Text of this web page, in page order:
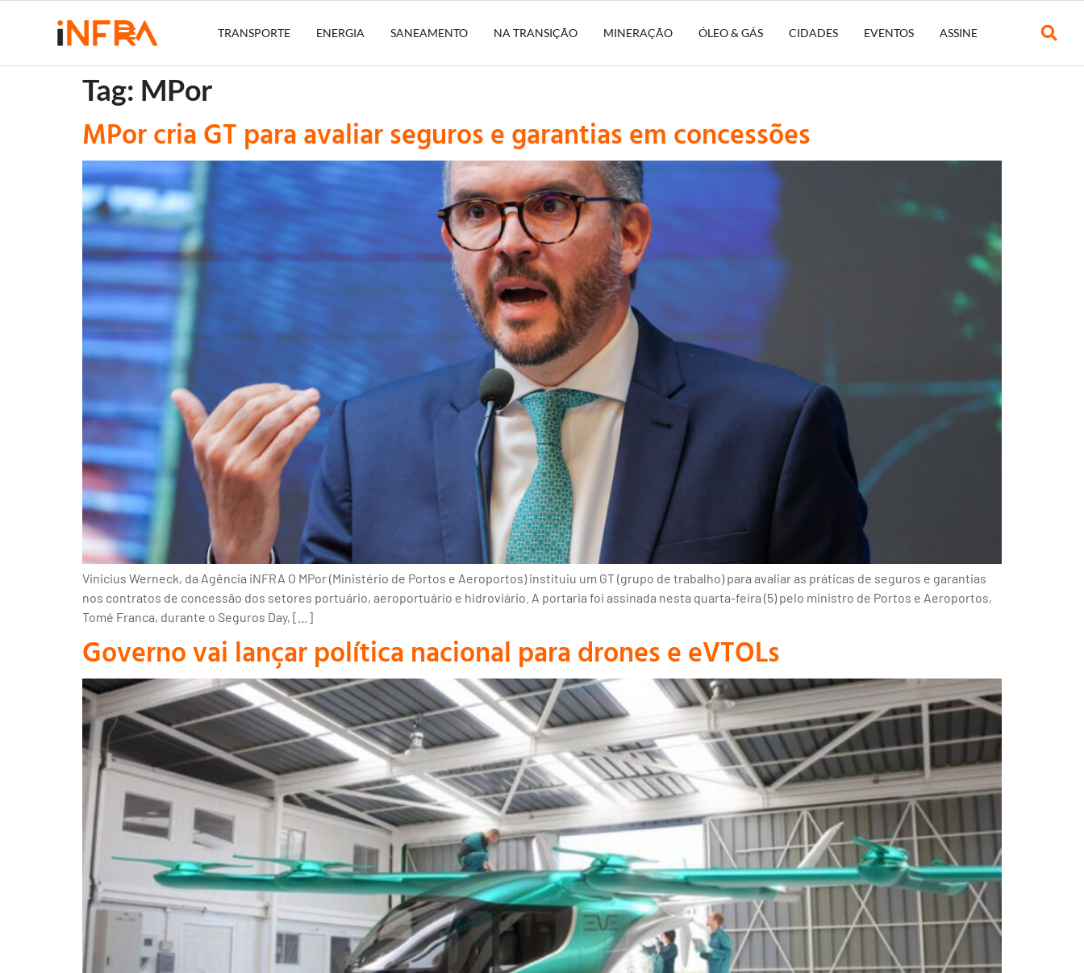
TRANSPORTE ENERGIA SANEAMENTO NA TRANSIÇÃO MINERAÇÃO ÓLEO & GÁS CIDADES EVENTOS ASSINE
Tag: MPor
MPor cria GT para avaliar seguros e garantias em concessões
Vinicius Werneck, da Agência iNFRA O MPor (Ministério de Portos e Aeroportos) instituiu um GT (grupo de trabalho) para avaliar as práticas de seguros e garantias
nos contratos de concessão dos setores portuário, aeroportuário e hidroviário. A portaria foi assinada nesta quarta-feira (5) pelo ministro de Portos e Aeroportos,
Tomé Franca, durante o Seguros Day, […]
Governo vai lançar política nacional para drones e eVTOLs